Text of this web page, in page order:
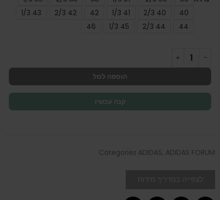
40
40 2/3
41 1/3
42
42 2/3
43 1/3
44
44 2/3
45 1/3
46
הוספה לסל
קנה עכשיו
Categories ADIDAS, ADIDAS FORUM